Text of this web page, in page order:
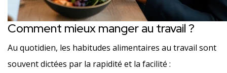
Comment mieux manger au travail ?
Au quotidien, les habitudes alimentaires au travail sont
souvent dictées par la rapidité et la facilité :